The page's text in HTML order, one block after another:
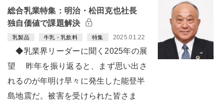
総合乳業特集：明治・松田克也社長
独自価値で課題解決
乳製品 牛乳・乳飲料 特集 2025.01.22
◆乳業界リーダーに聞く2025年の展
望 昨年を振り返ると、まず思い出さ
れるのが年明け早々に発生した能登半
島地震だ。被害を受けられた皆さま